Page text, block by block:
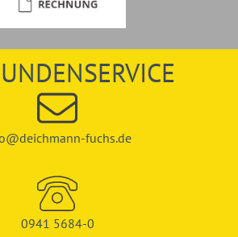
fuchs.de
0941 5684-0